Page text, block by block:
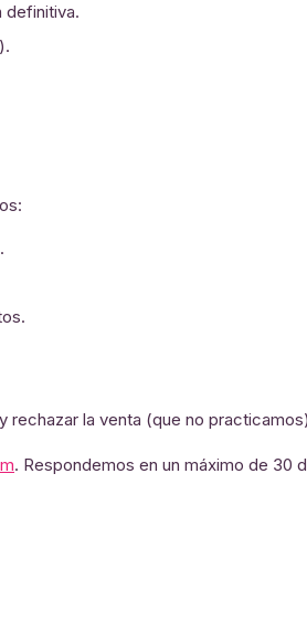
definitiva.
rechazar la venta (que no
. Respondemos en un máximo de 30